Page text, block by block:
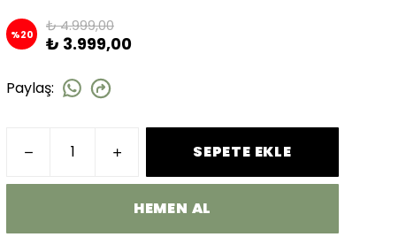
%20 ₺ 4.999,00
₺ 3.999,00
Paylaş:
SEPETE EKLE
HEMEN AL